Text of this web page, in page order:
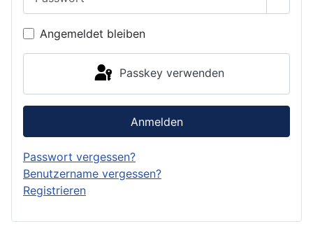
Angemeldet bleiben
Passkey verwenden
Anmelden
Passwort vergessen?
Benutzername vergessen?
Registrieren